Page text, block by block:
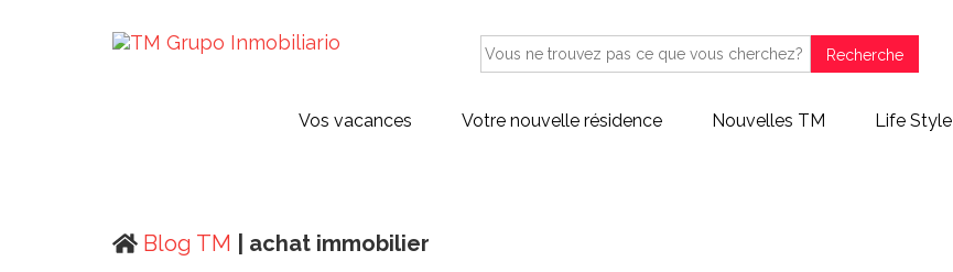
Recherche
Vos vacances Votre nouvelle résidence Nouvelles TM Life Style
Blog TM | achat immobilier